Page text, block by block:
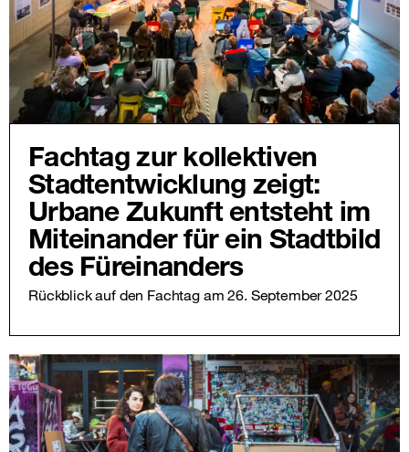
Fachtag zur kollektiven
Stadtentwicklung zeigt:
Urbane Zukunft entsteht im
Miteinander für ein Stadtbild
des Füreinanders
Rückblick auf den Fachtag am 26. September 2025